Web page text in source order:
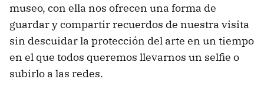
museo, con ella nos ofrecen una forma de
guardar y compartir recuerdos de nuestra visita
sin descuidar la protección del arte en un tiempo
en el que todos queremos llevarnos un selfie o
subirlo a las redes.